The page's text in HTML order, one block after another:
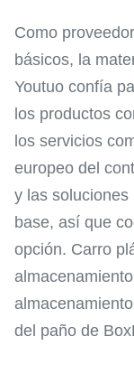
Como
básicos, la
Youtuo confía
los productos
los servicios
europeo del
y las
base, así que
opción. Carro
del paño de